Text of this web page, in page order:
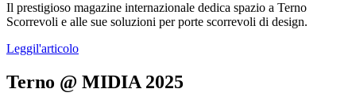
Il prestigioso magazine internazionale dedica spazio a Terno
Scorrevoli e alle sue soluzioni per porte scorrevoli di design.
Leggil'articolo
Terno @ MIDIA 2025